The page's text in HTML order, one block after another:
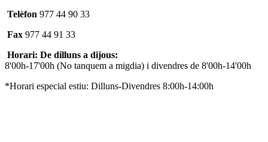
Telèfon 977 44 90 33
Fax 977 44 91 33
Horari: De dilluns a dijous:
8'00h-17'00h (No tanquem a migdia) i divendres de 8'00h-14'00h
*Horari especial estiu: Dilluns-Divendres 8:00h-14:00h